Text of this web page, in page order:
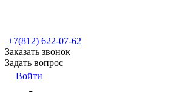
+7(812) 622-07-62
Заказать звонок
Задать вопрос
Войти